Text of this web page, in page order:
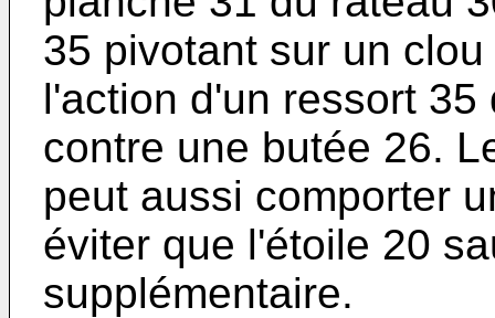
35 pivotant sur un
l'action d'un ressort
contre une butée 26.
peut aussi comporter
éviter que l'étoile 20
supplémentaire.